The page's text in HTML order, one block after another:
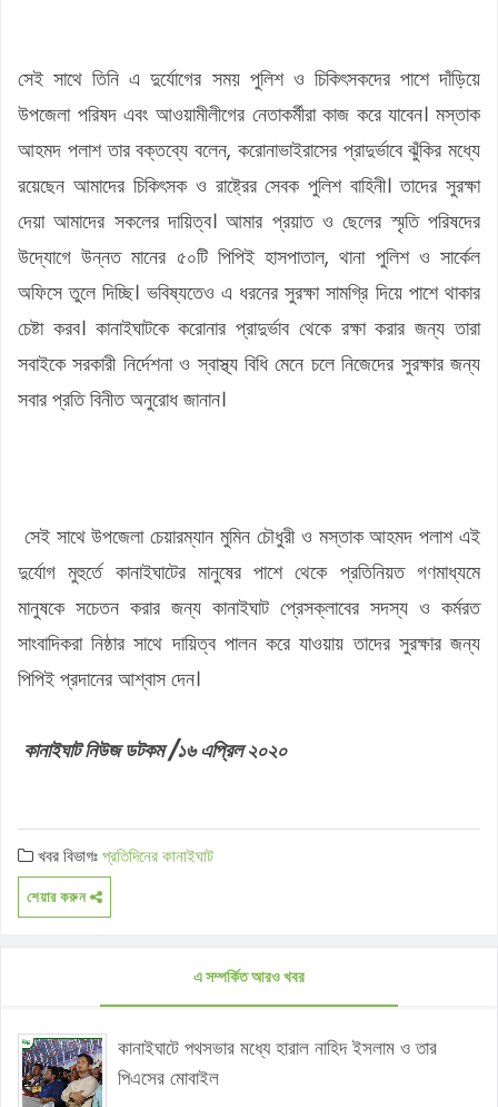
সেই সাথে তিনি এ দুর্যোগের সময় পুলিশ ও চিকিৎসকদের পাশে দাঁড়িয়ে
উপজেলা পরিষদ এবং আওয়ামীলীগের নেতাকর্মীরা কাজ করে যাবেন। মস্তাক
আহমদ পলাশ তার বক্তব্যে বলেন, করোনাভাইরাসের প্রাদুর্ভাবে ঝুঁকির মধ্যে
রয়েছেন আমাদের চিকিৎসক ও রাষ্ট্রের সেবক পুলিশ বাহিনী। তাদের সুরক্ষা
দেয়া আমাদের সকলের দায়িত্ব। আমার প্রয়াত ও ছেলের স্মৃতি পরিষদের
উদ্যোগে উন্নত মানের ৫০টি পিপিই হাসপাতাল, থানা পুলিশ ও সার্কেল
অফিসে তুলে দিচ্ছি। ভবিষ্যতেও এ ধরনের সুরক্ষা সামগ্রি দিয়ে পাশে থাকার
চেষ্টা করব। কানাইঘাটকে করোনার প্রাদুর্ভাব থেকে রক্ষা করার জন্য তারা
সবাইকে সরকারী নির্দেশনা ও স্বাস্থ্য বিধি মেনে চলে নিজেদের সুরক্ষার জন্য
সবার প্রতি বিনীত অনুরোধ জানান।
সেই সাথে উপজেলা চেয়ারম্যান মুমিন চৌধুরী ও মস্তাক আহমদ পলাশ এই
দুর্যোগ মুহুর্তে কানাইঘাটের মানুষের পাশে থেকে প্রতিনিয়ত গণমাধ্যমে
মানুষকে সচেতন করার জন্য কানাইঘাট প্রেসক্লাবের সদস্য ও কর্মরত
সাংবাদিকরা নিষ্ঠার সাথে দায়িত্ব পালন করে যাওয়ায় তাদের সুরক্ষার জন্য
পিপিই প্রদানের আশ্বাস দেন।
কানাইঘাট নিউজ ডটকম /১৬ এপ্রিল ২০২০
খবর বিভাগঃপ্রতিদিনের কানাইঘাট
শেয়ার করুন
এ সম্পর্কিত আরও খবর
কানাইঘাটে পথসভার মধ্যে হারাল নাহিদ ইসলাম ও তার
পিএসের মোবাইল